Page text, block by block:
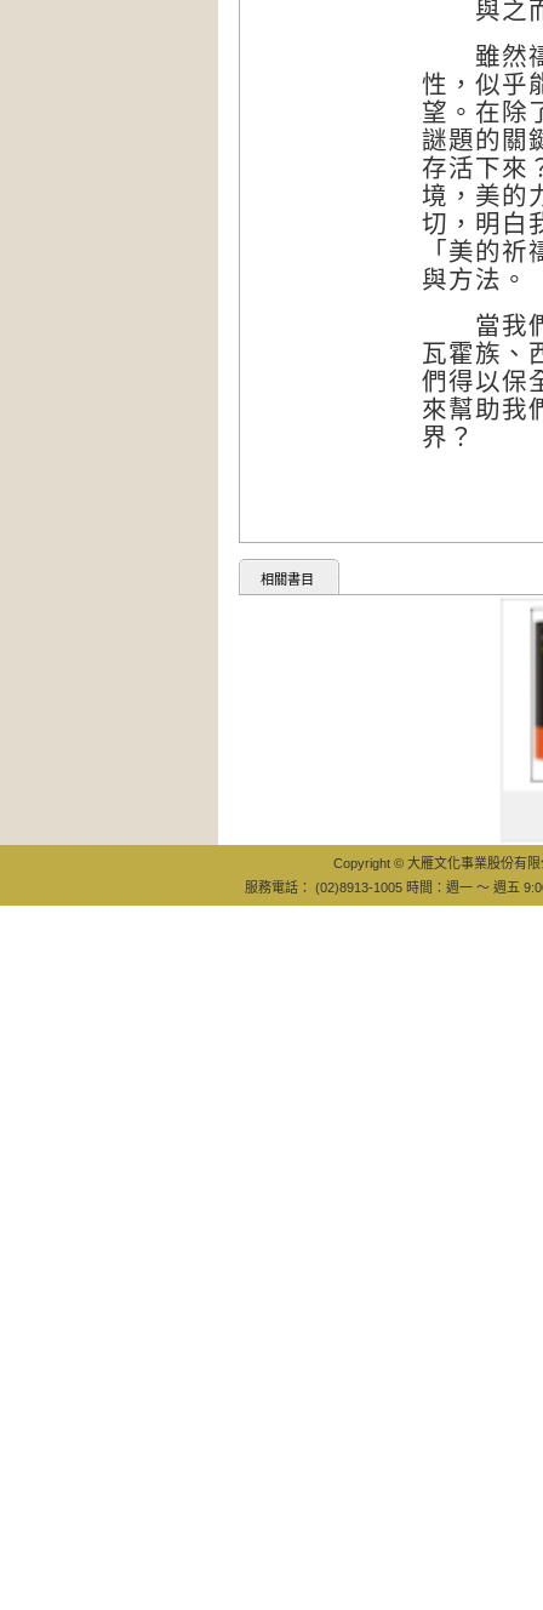
與之而
雖然禱
性，似乎
望。在除
謎題的關
存活下來
境，美的
切，明白
「美的
與方法。
當我們
瓦霍族、
們得以保
來幫助我
界？
相關書目
Copyright © 大雁文化事業股份有
服務電話： (02)8913-1005 時間：週一 ～ 週五